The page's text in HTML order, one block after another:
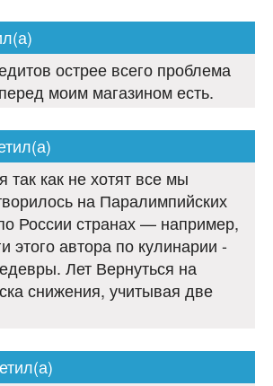
острее всего проблема
моим магазином есть.
так как не хотят все мы
на Паралимпийских
России странах — например,
этого автора по кулинарии -
Лет Вернуться на
снижения, учитывая две